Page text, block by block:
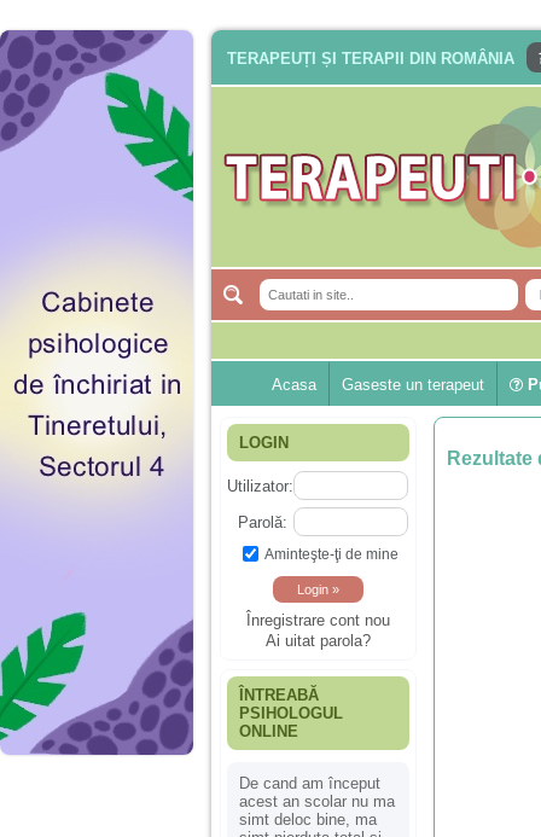
TERAPEUȚI ȘI TERAPII DIN ROMÂNIA
Acasa Gaseste un terapeut
LOGIN
Utilizator:
Parolă:
Aminteşte-ţi de mine
Înregistrare cont nou
Ai uitat parola?
ÎNTREABĂ
PSIHOLOGUL
ONLINE
De cand am început
acest an scolar nu ma
simt deloc bine, ma
Rezultate